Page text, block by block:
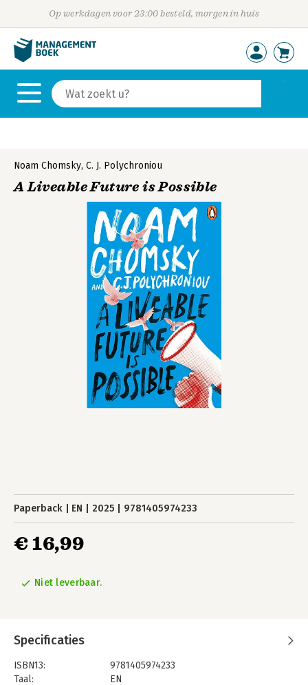
Op werkdagen voor 23:00 besteld, morgen in huis
Noam Chomsky, C. J. Polychroniou
A Liveable Future is Possible
Paperback EN 2025 9781405974233
€ 16,99
Niet leverbaar.
Specificaties
ISBN13:
9781405974233
Taal:
EN